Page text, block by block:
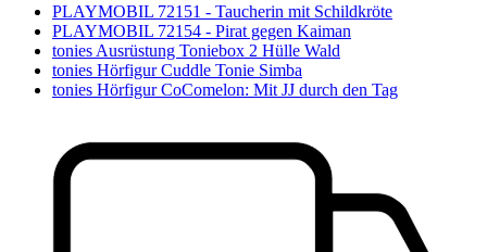
PLAYMOBIL 72151 - Taucherin mit Schildkröte
PLAYMOBIL 72154 - Pirat gegen Kaiman
tonies Ausrüstung Toniebox 2 Hülle Wald
tonies Hörfigur Cuddle Tonie Simba
tonies Hörfigur CoComelon: Mit JJ durch den Tag